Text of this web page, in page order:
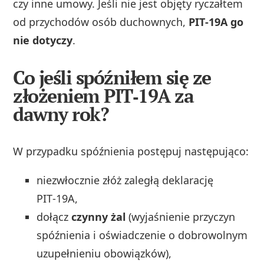
czy inne umowy. Jeśli nie jest objęty ryczałtem
od przychodów osób duchownych, PIT‑19A go
nie dotyczy.
Co jeśli spóźniłem się ze
złożeniem PIT‑19A za
dawny rok?
W przypadku spóźnienia postępuj następująco:
niezwłocznie złóż zaległą deklarację
PIT‑19A,
dołączczynny żal (wyjaśnienie przyczyn
spóźnienia i oświadczenie o dobrowolnym
uzupełnieniu obowiązków),